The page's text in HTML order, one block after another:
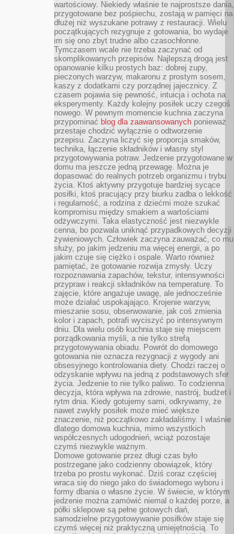
wartościowy. Niekiedy właśnie te najprostsze dania,
przygotowane bez pośpiechu, zostają w pamięci na
dłużej niż wyszukane potrawy z restauracji. Wielu
początkujących rezygnuje z gotowania, bo wydaje
im się ono zbyt trudne albo czasochłonne.
Tymczasem wcale nie trzeba zaczynać od
skomplikowanych przepisów. Najlepszą drogą jest
opanowanie kilku prostych baz: dobrej zupy,
pieczonych warzyw, makaronu z prostym sosem,
kaszy z dodatkami czy porządnej jajecznicy. Z
czasem pojawia się pewność, intuicja i ochota na
eksperymenty. Każdy kolejny posiłek uczy czegoś
nowego. W pewnym momencie kuchnia zaczyna
przypominać blog dla zaawansowanych ponieważ
przestaje chodzić wyłącznie o odtworzenie
przepisu. Zaczyna liczyć się proporcja smaków,
technika, łączenie składników i własny styl
przygotowywania potraw. Jedzenie przygotowane w
domu ma jeszcze jedną przewagę. Można je
dopasować do realnych potrzeb organizmu i trybu
życia. Ktoś aktywny przygotuje bardziej sycące
posiłki, ktoś pracujący przy biurku zadba o lekkość
i regularność, a rodzina z dziećmi może szukać
kompromisu między smakiem a wartościami
odżywczymi. Taka elastyczność jest niezwykle
cenna, bo pozwala uniknąć przypadkowych decyzji
żywieniowych. Człowiek zaczyna zauważać, co mu
służy, po jakim jedzeniu ma więcej energii, a po
jakim czuje się ciężko i ospale. Warto również
pamiętać, że gotowanie rozwija zmysły. Uczy
rozpoznawania zapachów, tekstur, intensywności
przypraw i reakcji składników na temperaturę. To
zajęcie, które angażuje uwagę, ale jednocześnie
może działać uspokajająco. Krojenie warzyw,
mieszanie sosu, obserwowanie, jak coś zmienia
kolor i zapach, potrafi wyciszyć po intensywnym
dniu. Dla wielu osób kuchnia staje się miejscem
porządkowania myśli, a nie tylko strefą
przygotowywania obiadu. Powrót do domowego
gotowania nie oznacza rezygnacji z wygody ani
obsesyjnego kontrolowania diety. Chodzi raczej o
odzyskanie wpływu na jedną z podstawowych sfer
życia. Jedzenie to nie tylko paliwo. To codzienna
decyzja, która wpływa na zdrowie, nastrój, budżet i
rytm dnia. Kiedy gotujemy sami, odkrywamy, że
nawet zwykły posiłek może mieć większe
znaczenie, niż początkowo zakładaliśmy. I właśnie
dlatego domowa kuchnia, mimo wszystkich
współczesnych udogodnień, wciąż pozostaje
czymś niezwykle ważnym.
Domowe gotowanie przez długi czas było
postrzegane jako codzienny obowiązek, który
trzeba po prostu wykonać. Dziś coraz częściej
wraca się do niego jako do świadomego wyboru i
formy dbania o własne życie. W świecie, w którym
jedzenie można zamówić niemal o każdej porze, a
półki sklepowe są pełne gotowych dań,
samodzielne przygotowywanie posiłków staje się
czymś więcej niż praktyczną umiejętnością. To